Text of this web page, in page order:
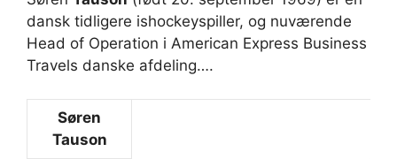
dansk tidligere ishockeyspiller, og nuværende
Head of Operation i American Express Business
Travels danske afdeling….
Søren
Tauson